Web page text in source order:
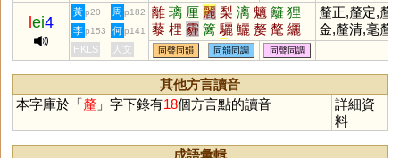
ei4
黃 p20 周 p182 離 璃 厘 麗 梨 漓 魑 籬 狸
藜 梩 霾 篱 驪 鱺 嫠 氂 纚
罹 蜊 鸝 嚟 𠩺 漦 縭 褵 醨 鵹
孋 灕 蘺 杝 剺 离 孷 樆 斄
謧 鑗 蠫 琍 筣 貍 犛
釐正,釐定,釐
金,釐清,毫釐
李 p153 何 p141
HKLS 人文 同聲同韻 同韻同調 同聲同調
其他方言讀音
本字庫於「釐」字下錄有18個方言點的讀音
詳細資
料